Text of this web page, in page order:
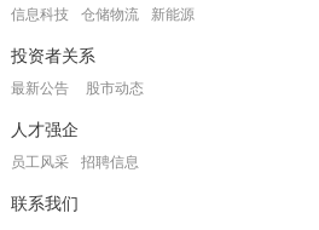
信息科技 仓储物流 新能源
投资者关系
最新公告 股市动态
人才强企
员工风采 招聘信息
联系我们